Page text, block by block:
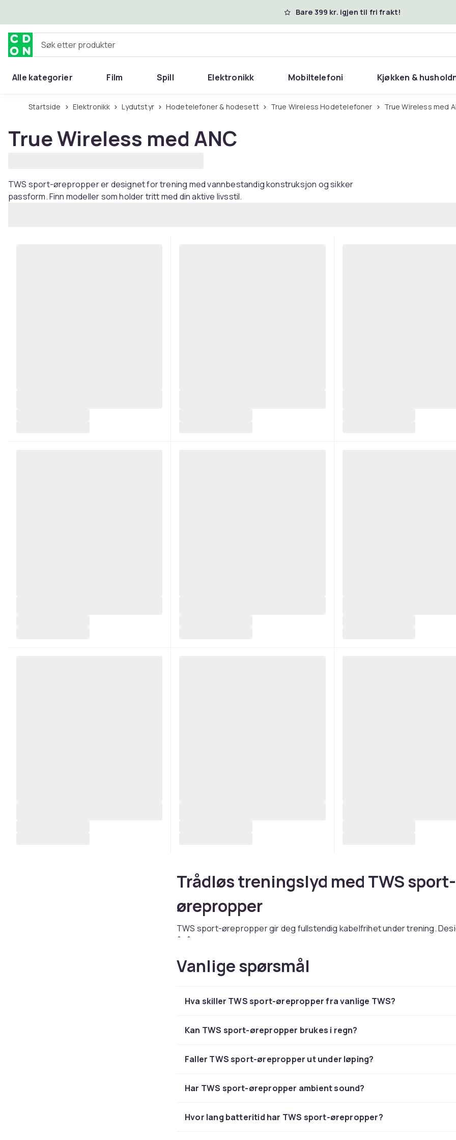
Bare 399 kr. igjen til fri frakt!
Søk etter produkter
Alle kategorier Film Spill Elektronikk Mobiltelefoni Kjøkken &
Startside Elektronikk Lydutstyr Hodetelefoner & hodesett True Wireless Hodetelefoner True Wireless med
True Wireless med ANC
TWS sport-ørepropper er designet for trening med vannbestandig konstruksjon og sikker
passform. Finn modeller som holder tritt med din aktive livsstil.
Trådløs treningslyd med TWS sport-
ørepropper
TWS sport-ørepropper gir deg fullstendig kabelfrihet under trening.
å tåle svette, bevegelse og tøffe forhold, er de den perfekte
Vanntett og holdbar konstruksjon
Med høy IPX-klassifisering tåler sport-øreproppene alt fra intens svetting
under krevende forhold.
Sikker passform for alle
uansett aktivitet. Fra styrketrening og yoga til løping og HIIT forblir de
Finn dine sport-ørepropper hos
Vanlige spørsmål
Hva skiller TWS sport-ørepropper fra vanlige TWS?
Kan TWS sport-ørepropper brukes i regn?
Faller TWS sport-ørepropper ut under løping?
Har TWS sport-ørepropper ambient sound?
Hvor lang batteritid har TWS sport-ørepropper?